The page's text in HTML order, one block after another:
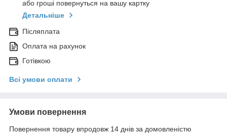
або гроші повернуться на вашу картку
Детальніше
Післяплата
Оплата на рахунок
Готівкою
Всі умови оплати
Умови повернення
Повернення товару впродовж 14 днів за домовленістю